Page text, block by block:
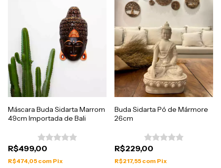
Máscara Buda Sidarta Marrom
49cm Importada de Bali
R$499,00
R$474,05 com Pix
Buda Sidarta Pó de Mármore
26cm
R$229,00
R$217,55 com Pix